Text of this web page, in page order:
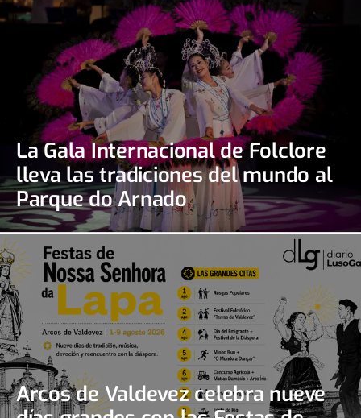
La Gala Internacional de Folclore
lleva las tradiciones del mundo al
Parque do Arnado
Arcos de Valdevez celebra nueve